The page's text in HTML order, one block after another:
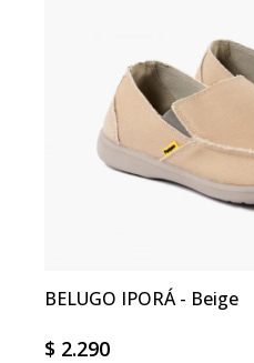
BELUGO IPORÁ - Beige
$ 2.290